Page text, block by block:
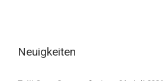
Neuigkeiten